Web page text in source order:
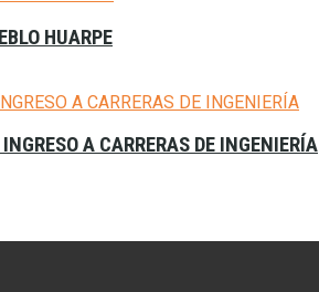
HUARPE
A CARRERAS DE INGENIERÍA